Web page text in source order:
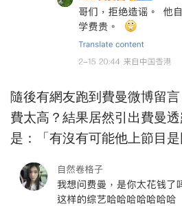
隨後有網友跑到費曼微博留
費太高？結果居然引出費曼
是：「有沒有可能他上節目是